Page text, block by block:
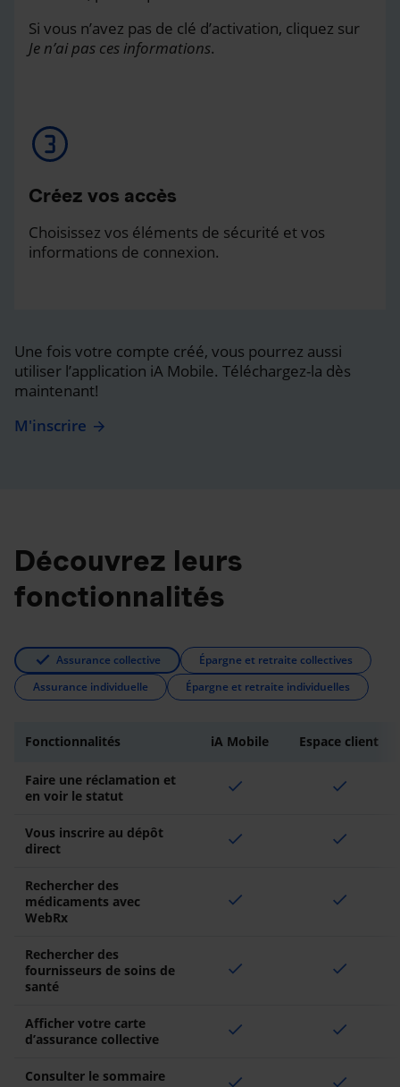
Si vous n’avez pas de clé d’activation, cliquez sur
Je n’ai pas ces informations.
Créez vos accès
Choisissez vos éléments de sécurité et vos
informations de connexion.
Une fois votre compte créé, vous pourrez aussi
utiliser l’application iA Mobile. Téléchargez-la dès
maintenant!
M'inscrire
Découvrez leurs
fonctionnalités
Assurance collective
Épargne et retraite collectives
Assurance individuelle
Épargne et retraite individuelles
Fonctionnalités iA Mobile Espace client
Faire une réclamation et
en voir le statut
check check
Vous inscrire au dépôt
direct
check check
Rechercher des
médicaments avec
WebRx
check check
Rechercher des
fournisseurs de soins de
santé
check check
Afficher votre carte
d’assurance collective
check check
Consulter le sommaire
check check